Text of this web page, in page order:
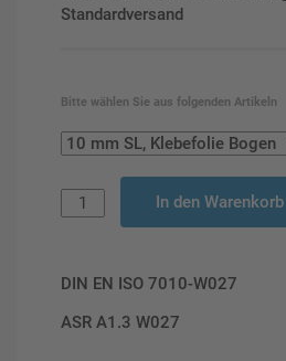
Standardversand
Bitte wählen Sie aus folgenden Artikeln
In den Warenkorb
DIN EN ISO 7010-W027
ASR A1.3 W027